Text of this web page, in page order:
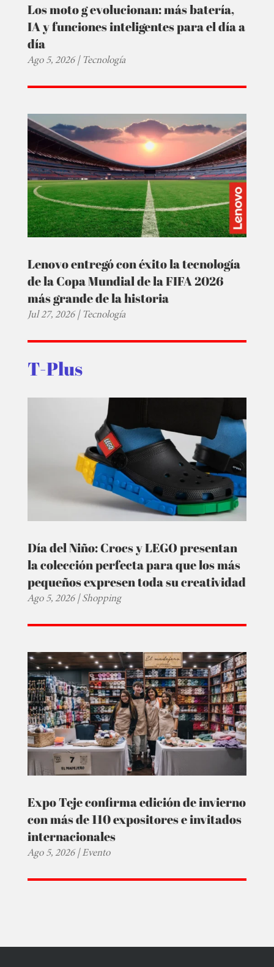
Los moto g evolucionan: más batería,
IA y funciones inteligentes para el día a
día
Ago 5, 2026|Tecnología
Lenovo entregó con éxito la tecnología
de la Copa Mundial de la FIFA 2026
más grande de la historia
Jul 27, 2026|Tecnología
T-Plus
Día del Niño: Crocs y LEGO presentan
la colección perfecta para que los más
pequeños expresen toda su creatividad
Ago 5, 2026|Shopping
Expo Teje confirma edición de invierno
con más de 110 expositores e invitados
internacionales
Ago 5, 2026|Evento